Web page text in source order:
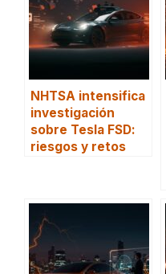
NHTSA intensifica
investigación
sobre Tesla FSD:
riesgos y retos